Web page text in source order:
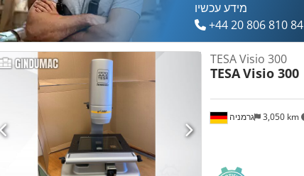
מידע עכשיו
+44 20 806 810 84
גרמניה 3,050 km
TESA Visio 300
TESAVisio 300